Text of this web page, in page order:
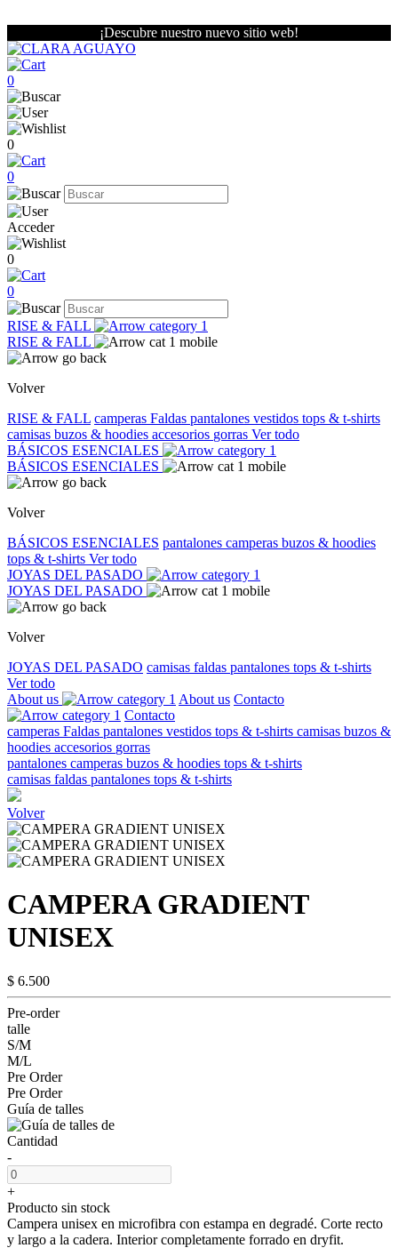
¡Descubre nuestro nuevo sitio web!
0
0
0
Acceder
0
0
RISE & FALL
RISE & FALL
Volver
RISE & FALL camperas Faldas pantalones vestidos tops & t-shirts
camisas buzos & hoodies accesorios gorras Ver todo
BÁSICOS ESENCIALES
BÁSICOS ESENCIALES
Volver
BÁSICOS ESENCIALES pantalones camperas buzos & hoodies
tops & t-shirts Ver todo
JOYAS DEL PASADO
JOYAS DEL PASADO
Volver
JOYAS DEL PASADO camisas faldas pantalones tops & t-shirts
Ver todo
About us
About us Contacto
Contacto
camperas Faldas pantalones vestidos tops & t-shirts camisas buzos &
hoodies accesorios gorras
pantalones camperas buzos & hoodies tops & t-shirts
camisas faldas pantalones tops & t-shirts
Volver
CAMPERA GRADIENT
UNISEX
$ 6.500
Pre-order
talle
S/M
M/L
Pre Order
Pre Order
Guía de talles
Cantidad
-
+
Producto sin stock
Campera unisex en microfibra con estampa en degradé. Corte recto
y largo a la cadera. Interior completamente forrado en dryfit.